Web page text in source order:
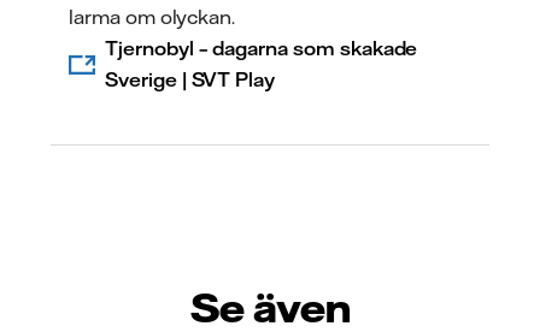
larma om olyckan.
Tjernobyl – dagarna som skakade
Sverige | SVT Play
Se även